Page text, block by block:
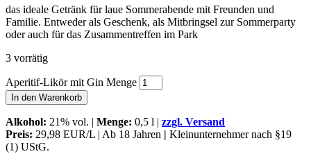
das ideale Getränk für laue Sommerabende mit Freunden und
Familie. Entweder als Geschenk, als Mitbringsel zur Sommerparty
oder auch für das Zusammentreffen im Park
3 vorrätig
Aperitif-Likör mit Gin Menge
In den Warenkorb
Alkohol: 21% vol. | Menge: 0,5 l | zzgl. Versand
Preis: 29,98 EUR/L | Ab 18 Jahren | Kleinunternehmer nach §19
(1) UStG.